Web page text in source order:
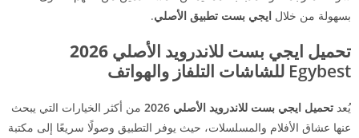
بسهولة من خلال ايجي بست تطبيق الأصلي.
تحميل ايجي بست للاندرويد الأصلي 2026
Egybest للشاشات التلفاز والهواتف
يُعد تحميل ايجي بست للاندرويد الأصلي 2026
من أكثر الخيارات التي يبحث
عنها عشاق الأفلام والمسلسلات، حيث يوفر التطبيق وصولًا سريعًا إلى مكتبة